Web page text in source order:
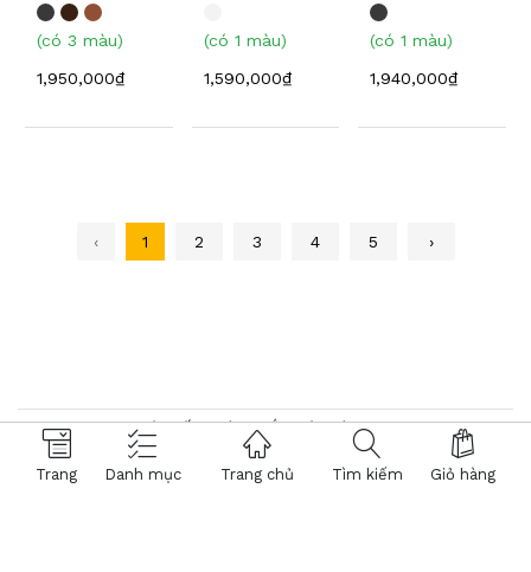
Trang Danh mục Trang chủ Tìm kiếm Giỏ hàng
(có 3 màu)
1,950,000₫
(có 1 màu)
1,590,000₫
(có 1 màu)
1,940,000₫
‹ 1 2 3 4 5 ›
© 2026 Hệ thống Kính Mắt Việt Tín. Powered by
NTMTech